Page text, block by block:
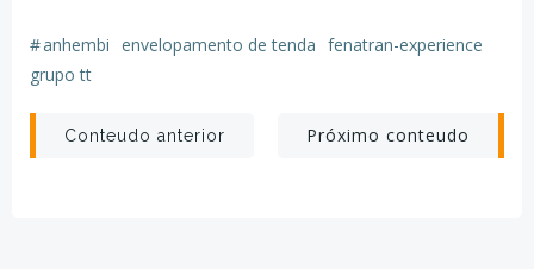
#anhembi envelopamento de tenda fenatran-experience
grupo tt
Post
Conteudo anterior
Post
Próximo conteudo